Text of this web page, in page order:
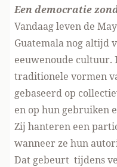
Een democratie
Vandaag leven de
Guatemala nog altijd
eeuwenoude cultuur.
traditionele vormen
gebaseerd op
en op hun gebruiken
Zij hanteren een
wanneer ze hun
Dat gebeurt tijdens